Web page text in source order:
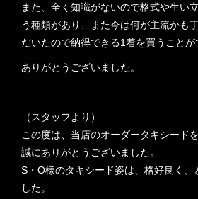
また、全く知識がないので格式や生い
う種類があり、また今は何が主流かも
だいたので納得できる1着を買うことが
ありがとうございました。
（スタッフより）
この度は、当店のオーダータキシード
誠にありがとうございました。
S・O様のタキシード姿は、格好良く、
した。